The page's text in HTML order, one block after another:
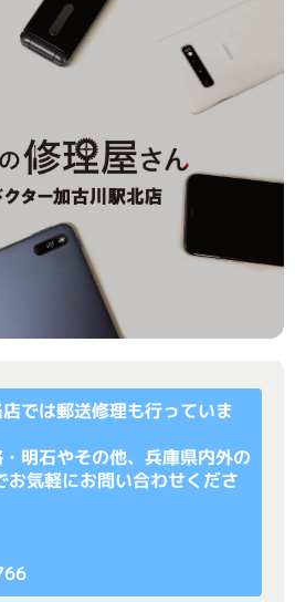
店では郵送修理も行っていま
明石やその他、兵庫県内外の
気軽にお問い合わせくださ